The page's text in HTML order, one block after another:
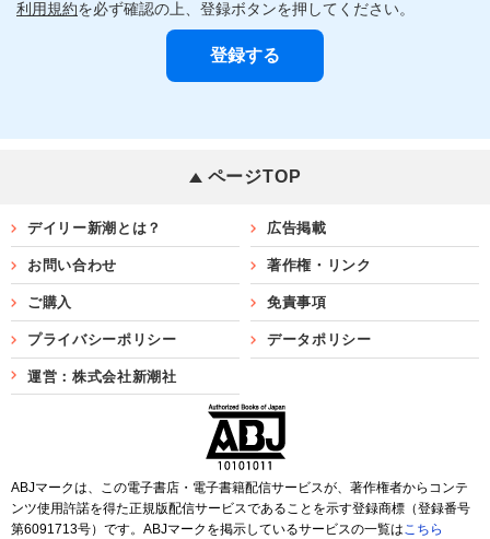
利用規約を必ず確認の上、登録ボタンを押してください。
ページTOP
デイリー新潮とは？ 広告掲載
お問い合わせ 著作権・リンク
ご購入 免責事項
プライバシーポリシー データポリシー
運営：株式会社新潮社
ABJマークは、この電子書店・電子書籍配信サービスが、著作権者からコンテ
ンツ使用許諾を得た正規版配信サービスであることを示す登録商標（登録番号
第6091713号）です。ABJマークを掲示しているサービスの一覧はこちら